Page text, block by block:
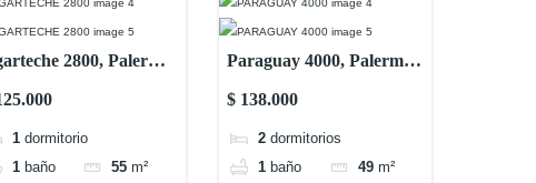
2800, Palermo,
1 dormitorio
1 baño 55 m²
Paraguay 4000, Palermo,
$ 138.000
2 dormitorios
1 baño 49 m²